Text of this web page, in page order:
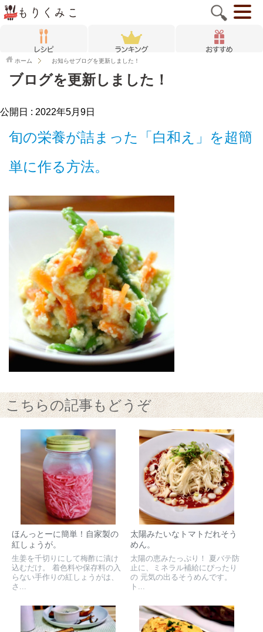
ホーム お知らせブログを更新しました！
ブログを更新しました！
公開日 : 2022年5月9日
旬の栄養が詰まった「白和え」を超簡
単に作る方法。
こちらの記事もどうぞ
ほんっとーに簡単！自家製の
紅しょうが。
生姜を千切りにして梅酢に漬け
込むだけ。 着色料や保存料の入
らない手作りの紅しょうがは、
さ...
太陽みたいなトマトだれそう
めん。
太陽の恵みたっぷり！ 夏バテ防
止に、ミネラル補給にぴったり
の 元気の出るそうめんです。
ト...